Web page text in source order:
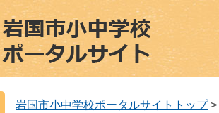
岩国市小中学校ポータルサイトトップ >